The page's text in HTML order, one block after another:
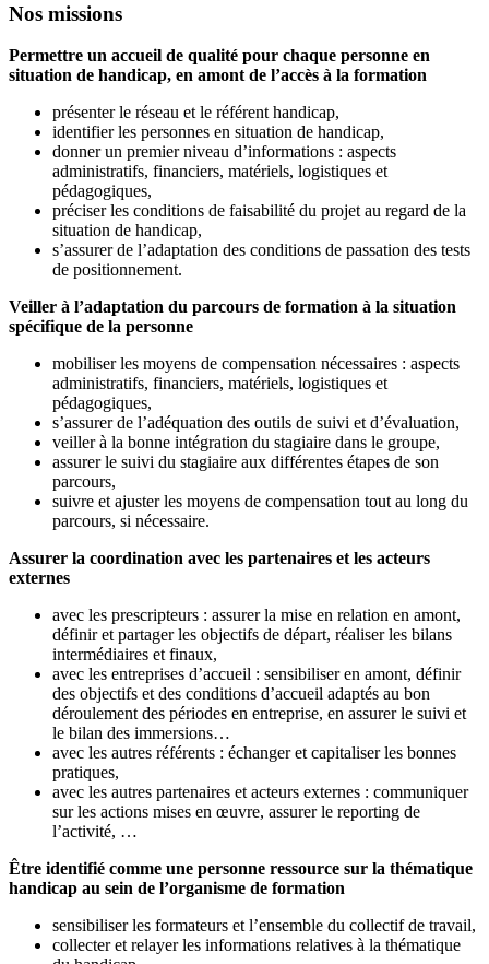
Nos missions
Permettre un accueil de qualité pour chaque personne en
situation de handicap, en amont de l’accès à la formation
présenter le réseau et le référent handicap,
identifier les personnes en situation de handicap,
donner un premier niveau d’informations : aspects
administratifs, financiers, matériels, logistiques et
pédagogiques,
préciser les conditions de faisabilité du projet au regard de la
situation de handicap,
s’assurer de l’adaptation des conditions de passation des tests
de positionnement.
Veiller à l’adaptation du parcours de formation à la situation
spécifique de la personne
mobiliser les moyens de compensation nécessaires : aspects
administratifs, financiers, matériels, logistiques et
pédagogiques,
s’assurer de l’adéquation des outils de suivi et d’évaluation,
veiller à la bonne intégration du stagiaire dans le groupe,
assurer le suivi du stagiaire aux différentes étapes de son
parcours,
suivre et ajuster les moyens de compensation tout au long du
parcours, si nécessaire.
Assurer la coordination avec les partenaires et les acteurs
externes
avec les prescripteurs : assurer la mise en relation en amont,
définir et partager les objectifs de départ, réaliser les bilans
intermédiaires et finaux,
avec les entreprises d’accueil : sensibiliser en amont, définir
des objectifs et des conditions d’accueil adaptés au bon
déroulement des périodes en entreprise, en assurer le suivi et
le bilan des immersions…
avec les autres référents : échanger et capitaliser les bonnes
pratiques,
avec les autres partenaires et acteurs externes : communiquer
sur les actions mises en œuvre, assurer le reporting de
l’activité, …
Être identifié comme une personne ressource sur la thématique
handicap au sein de l’organisme de formation
sensibiliser les formateurs et l’ensemble du collectif de travail,
collecter et relayer les informations relatives à la thématique